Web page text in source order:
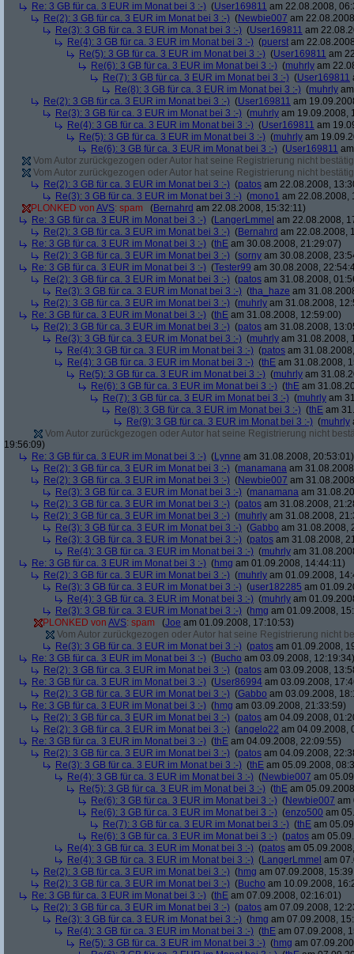
Re: 3 GB für ca. 3 EUR im Monat bei 3 :-) (User169811 am 22.08.2008,
Re(2): 3 GB für ca. 3 EUR im Monat bei 3 :-) (Newbie007 am
Re(3): 3 GB für ca. 3 EUR im Monat bei 3 :-) (User169811 am
Re(4): 3 GB für ca. 3 EUR im Monat bei 3 :-) (puerst am
Re(5): 3 GB für ca. 3 EUR im Monat bei 3 :-) (User169811 am
Re(6): 3 GB für ca. 3 EUR im Monat bei 3 :-) (muhrly am
Re(7): 3 GB für ca. 3 EUR im Monat bei 3 :-) (User169811
Re(8): 3 GB für ca. 3 EUR im Monat bei 3 :-) (muhrly
Re(2): 3 GB für ca. 3 EUR im Monat bei 3 :-) (User169811 am
Re(3): 3 GB für ca. 3 EUR im Monat bei 3 :-) (muhrly am 19.09.2008,
Re(4): 3 GB für ca. 3 EUR im Monat bei 3 :-) (User169811 am
Re(5): 3 GB für ca. 3 EUR im Monat bei 3 :-) (muhrly am
Re(6): 3 GB für ca. 3 EUR im Monat bei 3 :-) (User169811
Vom Autor zurückgezogen oder Autor hat seine Registrierung nicht
Vom Autor zurückgezogen oder Autor hat seine Registrierung nicht
Re(2): 3 GB für ca. 3 EUR im Monat bei 3 :-) (patos am 22.08.2008,
Re(3): 3 GB für ca. 3 EUR im Monat bei 3 :-) (mono1 am 22.08.2008,
PLONKED von AVS: spam (Bernahrd am 22.08.2008, 15:32:11)
Re: 3 GB für ca. 3 EUR im Monat bei 3 :-) (LangerLmmel am 22.08.2008,
Re(2): 3 GB für ca. 3 EUR im Monat bei 3 :-) (Bernahrd am 22.08.2008,
Re: 3 GB für ca. 3 EUR im Monat bei 3 :-) (thE am 30.08.2008, 21:29:07)
Re(2): 3 GB für ca. 3 EUR im Monat bei 3 :-) (sorny am 30.08.2008,
Re: 3 GB für ca. 3 EUR im Monat bei 3 :-) (Tester99 am 30.08.2008,
Re(2): 3 GB für ca. 3 EUR im Monat bei 3 :-) (patos am 31.08.2008,
Re(3): 3 GB für ca. 3 EUR im Monat bei 3 :-) (tha_haze am
Re(2): 3 GB für ca. 3 EUR im Monat bei 3 :-) (muhrly am 31.08.2008,
Re: 3 GB für ca. 3 EUR im Monat bei 3 :-) (thE am 31.08.2008, 12:59:00)
Re(2): 3 GB für ca. 3 EUR im Monat bei 3 :-) (patos am 31.08.2008,
Re(3): 3 GB für ca. 3 EUR im Monat bei 3 :-) (muhrly am 31.08.2008,
Re(4): 3 GB für ca. 3 EUR im Monat bei 3 :-) (patos am
Re(4): 3 GB für ca. 3 EUR im Monat bei 3 :-) (thE am 31.08.2008,
Re(5): 3 GB für ca. 3 EUR im Monat bei 3 :-) (muhrly am
Re(6): 3 GB für ca. 3 EUR im Monat bei 3 :-) (thE am
Re(7): 3 GB für ca. 3 EUR im Monat bei 3 :-) (muhrly am
Re(8): 3 GB für ca. 3 EUR im Monat bei 3 :-) (thE am
Re(9): 3 GB für ca. 3 EUR im Monat bei 3 :-) (muhrly
Vom Autor zurückgezogen oder Autor hat seine Registrierung nicht
19:56:09)
Re: 3 GB für ca. 3 EUR im Monat bei 3 :-) (Lynne am 31.08.2008, 20:53:01)
Re(2): 3 GB für ca. 3 EUR im Monat bei 3 :-) (manamana am
Re(2): 3 GB für ca. 3 EUR im Monat bei 3 :-) (Newbie007 am
Re(3): 3 GB für ca. 3 EUR im Monat bei 3 :-) (manamana am
Re(2): 3 GB für ca. 3 EUR im Monat bei 3 :-) (patos am 31.08.2008,
Re(2): 3 GB für ca. 3 EUR im Monat bei 3 :-) (muhrly am 31.08.2008,
Re(3): 3 GB für ca. 3 EUR im Monat bei 3 :-) (Gabbo am 31.08.2008,
Re(3): 3 GB für ca. 3 EUR im Monat bei 3 :-) (patos am 31.08.2008,
Re(4): 3 GB für ca. 3 EUR im Monat bei 3 :-) (muhrly am
Re: 3 GB für ca. 3 EUR im Monat bei 3 :-) (hmg am 01.09.2008, 14:44:11)
Re(2): 3 GB für ca. 3 EUR im Monat bei 3 :-) (muhrly am 01.09.2008,
Re(3): 3 GB für ca. 3 EUR im Monat bei 3 :-) (user182285 am
Re(4): 3 GB für ca. 3 EUR im Monat bei 3 :-) (muhrly am
Re(3): 3 GB für ca. 3 EUR im Monat bei 3 :-) (hmg am 01.09.2008,
PLONKED von AVS: spam (Joe am 01.09.2008, 17:10:53)
Vom Autor zurückgezogen oder Autor hat seine Registrierung nicht
Re(3): 3 GB für ca. 3 EUR im Monat bei 3 :-) (patos am 01.09.2008,
Re: 3 GB für ca. 3 EUR im Monat bei 3 :-) (Bucho am 03.09.2008, 12:19:34)
Re(2): 3 GB für ca. 3 EUR im Monat bei 3 :-) (patos am 03.09.2008,
Re: 3 GB für ca. 3 EUR im Monat bei 3 :-) (User86994 am 03.09.2008,
Re(2): 3 GB für ca. 3 EUR im Monat bei 3 :-) (Gabbo am 03.09.2008,
Re: 3 GB für ca. 3 EUR im Monat bei 3 :-) (hmg am 03.09.2008, 21:33:59)
Re(2): 3 GB für ca. 3 EUR im Monat bei 3 :-) (patos am 04.09.2008,
Re(2): 3 GB für ca. 3 EUR im Monat bei 3 :-) (angelo22 am 04.09.2008,
Re: 3 GB für ca. 3 EUR im Monat bei 3 :-) (thE am 04.09.2008, 22:09:55)
Re(2): 3 GB für ca. 3 EUR im Monat bei 3 :-) (patos am 04.09.2008,
Re(3): 3 GB für ca. 3 EUR im Monat bei 3 :-) (thE am 05.09.2008,
Re(4): 3 GB für ca. 3 EUR im Monat bei 3 :-) (Newbie007 am
Re(5): 3 GB für ca. 3 EUR im Monat bei 3 :-) (thE am
Re(6): 3 GB für ca. 3 EUR im Monat bei 3 :-) (Newbie007 am
Re(6): 3 GB für ca. 3 EUR im Monat bei 3 :-) (enzo500 am
Re(7): 3 GB für ca. 3 EUR im Monat bei 3 :-) (thE am
Re(6): 3 GB für ca. 3 EUR im Monat bei 3 :-) (patos am
Re(4): 3 GB für ca. 3 EUR im Monat bei 3 :-) (patos am
Re(4): 3 GB für ca. 3 EUR im Monat bei 3 :-) (LangerLmmel am
Re(2): 3 GB für ca. 3 EUR im Monat bei 3 :-) (hmg am 07.09.2008,
Re(2): 3 GB für ca. 3 EUR im Monat bei 3 :-) (Bucho am 10.09.2008,
Re: 3 GB für ca. 3 EUR im Monat bei 3 :-) (thE am 07.09.2008, 02:16:01)
Re(2): 3 GB für ca. 3 EUR im Monat bei 3 :-) (patos am 07.09.2008,
Re(3): 3 GB für ca. 3 EUR im Monat bei 3 :-) (hmg am 07.09.2008,
Re(4): 3 GB für ca. 3 EUR im Monat bei 3 :-) (thE am 07.09.2008,
Re(5): 3 GB für ca. 3 EUR im Monat bei 3 :-) (hmg am